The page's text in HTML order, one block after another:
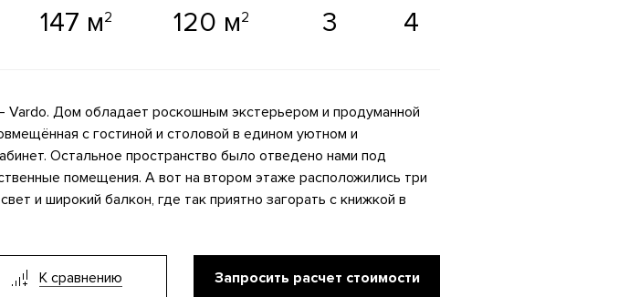
147 м2 120 м2 3 4
Дом обладает роскошным экстерьером и продуманной
с гостиной и столовой в едином уютном и
Остальное пространство было отведено нами под
помещения. А вот на втором этаже расположились три
и широкий балкон, где так приятно загорать с книжкой в
К сравнению Запросить расчет стоимости